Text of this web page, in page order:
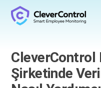
CleverControl
Şirketinde